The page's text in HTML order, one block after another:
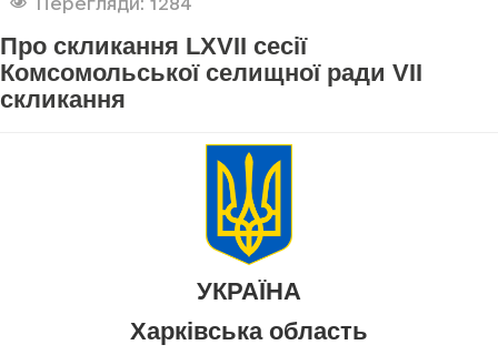
Про скликання LXVII сесії
Комсомольської селищної ради VII
скликання
УКРАЇНА
Харківська область